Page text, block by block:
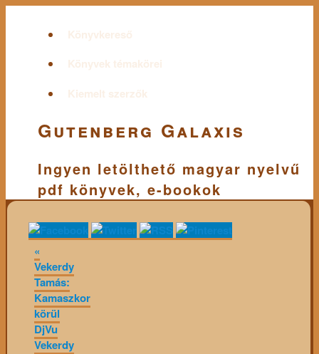
Könyvkereső
Könyvek témakörei
Kiemelt szerzők
Gutenberg Galaxis
Ingyen letölthető magyar nyelvű
pdf könyvek, e-bookok
«
Vekerdy
Tamás:
Kamaszkor
körül
DjVu
Vekerdy